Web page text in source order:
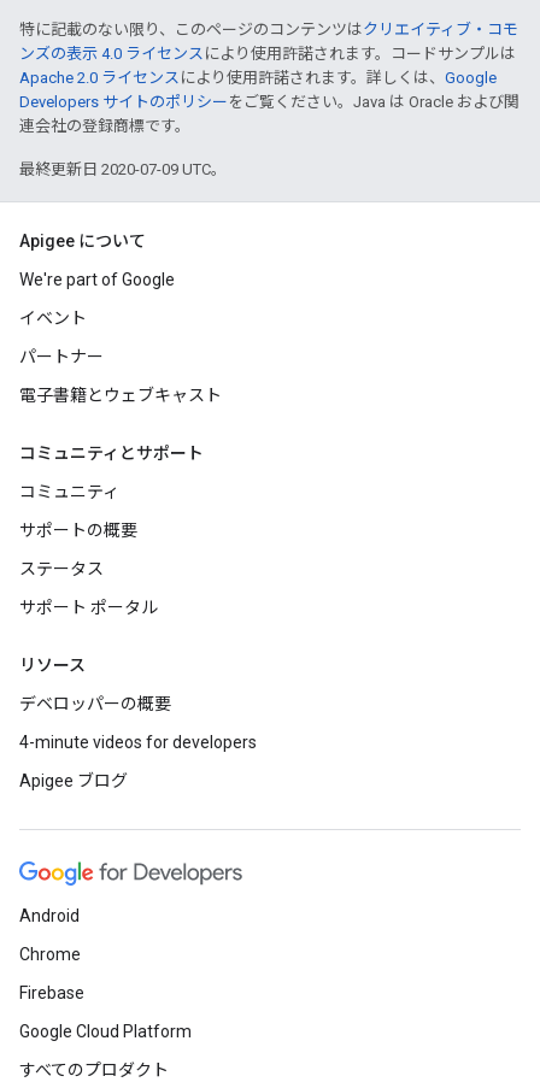
特に記載のない限り、このページのコンテンツはクリエイティブ・コモ
ンズの表示 4.0 ライセンス により使用許諾されます。コードサンプルは
Apache 2.0 ライセンス により使用許諾されます。詳しくは、 Google
Developers サイトのポリシー をご覧ください。Java は Oracle および関
連会社の登録商標です。
最終更新日 2020-07-09 UTC。
Apigee について
We're part of Google
イベント
パートナー
電子書籍とウェブキャスト
コミュニティとサポート
コミュニティ
サポートの概要
ステータス
サポート ポータル
リソース
デベロッパーの概要
4-minute videos for developers
Apigee ブログ
Android
Chrome
Firebase
Google Cloud Platform
すべてのプロダクト